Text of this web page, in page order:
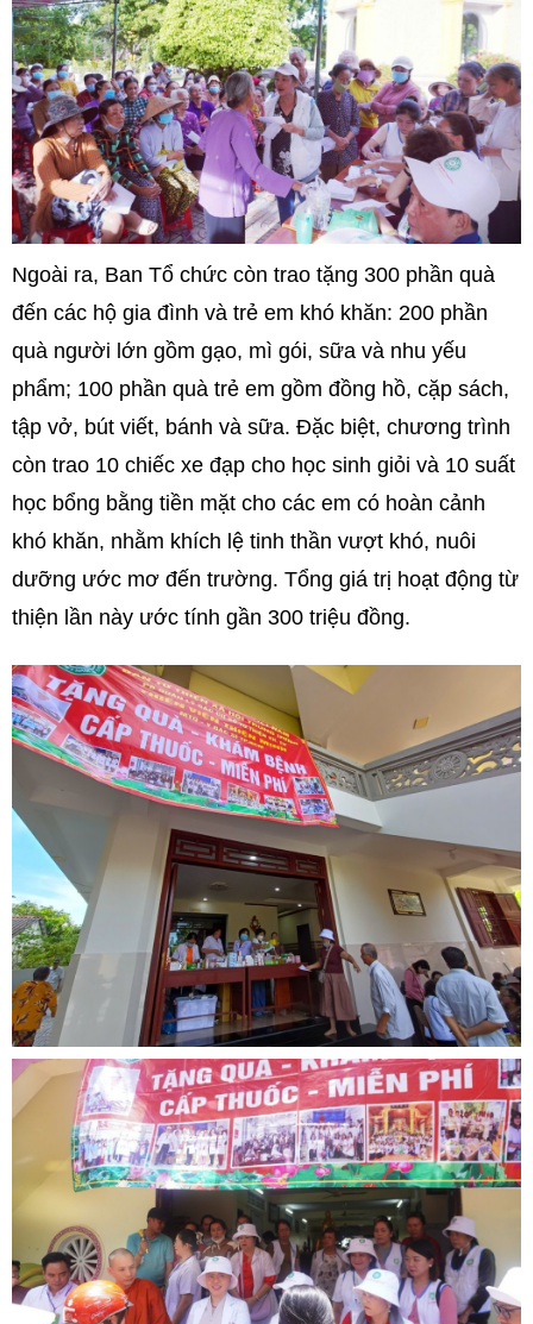
Ngoài ra, Ban Tổ chức còn trao tặng 300 phần quà
đến các hộ gia đình và trẻ em khó khăn: 200 phần
quà người lớn gồm gạo, mì gói, sữa và nhu yếu
phẩm; 100 phần quà trẻ em gồm đồng hồ, cặp sách,
tập vở, bút viết, bánh và sữa. Đặc biệt, chương trình
còn trao 10 chiếc xe đạp cho học sinh giỏi và 10 suất
học bổng bằng tiền mặt cho các em có hoàn cảnh
khó khăn, nhằm khích lệ tinh thần vượt khó, nuôi
dưỡng ước mơ đến trường. Tổng giá trị hoạt động từ
thiện lần này ước tính gần 300 triệu đồng.